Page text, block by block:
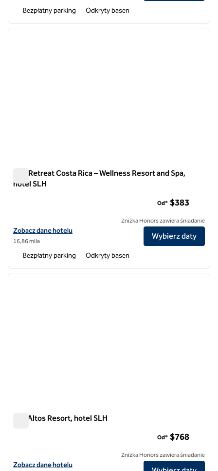
Bezpłatny parking Odkryty basen
1 z 12
The Retreat Costa Rica – Wellness Resort and Spa,
hotel SLH
Zobacz szczegóły hotelu The Retreat Costa Rica - Wellness Resort
Zobacz dane hotelu
16,86 mila
Od* $383
Zniżka Honors zawiera śniadanie
Wybierz daty
Bezpłatny parking Odkryty basen
1 z 8
Los Altos Resort, hotel SLH
Zobacz szczegóły hotelu Los Altos Resort, SLH Hotel
Zobacz dane hotelu
Od* $768
Zniżka Honors zawiera śniadanie